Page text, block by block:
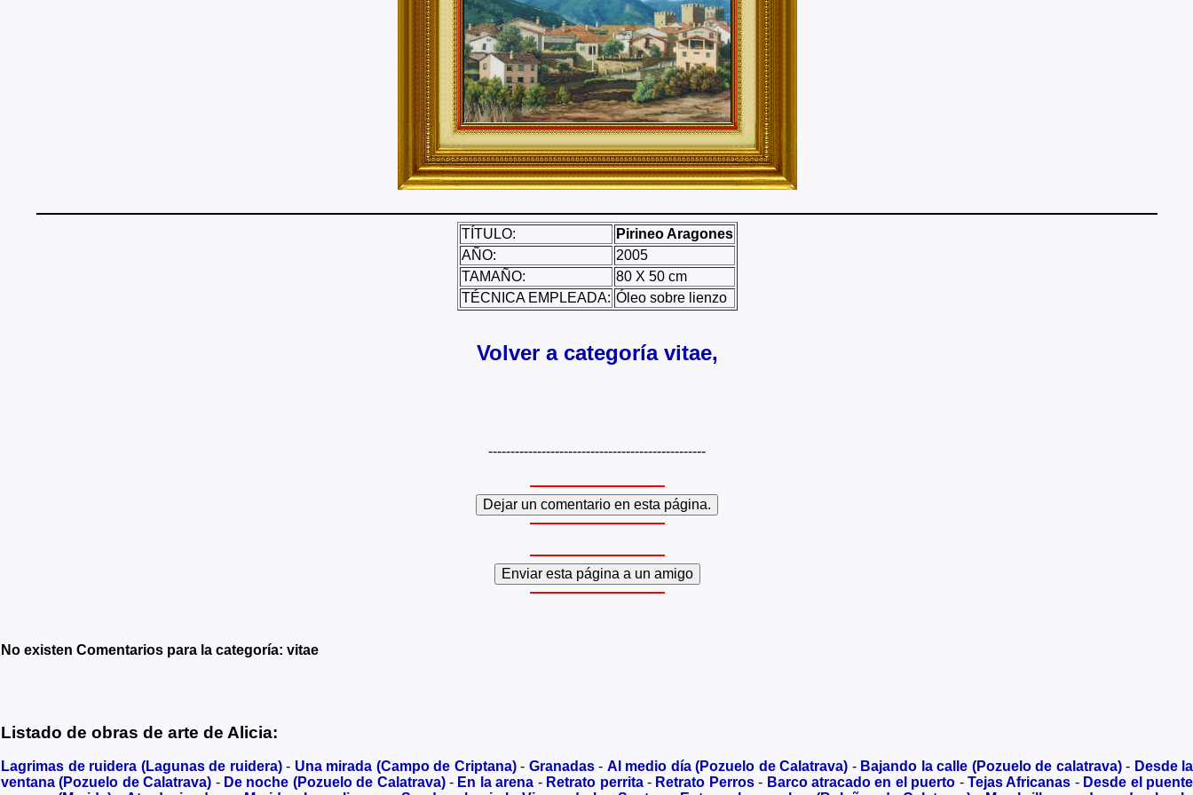
TÍTULO:
Pirineo Aragones
AÑO:
2005
TAMAÑO:
80 X 50 cm
TÉCNICA EMPLEADA: Óleo sobre lienzo
Volver a categoría vitae,
-------------------------------------------------
No existen Comentarios para la categoría: vitae
Listado de obras de arte de Alicia:
Lagrimas de ruidera (Lagunas de ruidera)- Una mirada (Campo de Criptana)- Granadas- Al medio día (Pozuelo de Calatrava) - Bajando la calle (Pozuelo de calatrava)- Desde la
ventana (Pozuelo de Calatrava) - De noche (Pozuelo de Calatrava)- En la arena - Retrato perrita- Retrato Perros- Barco atracado en el puerto - Tejas Africanas - Desde el puente